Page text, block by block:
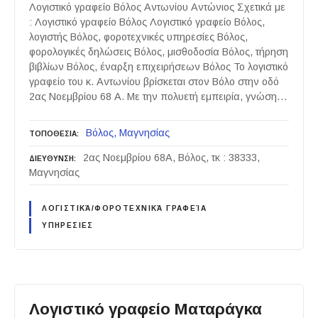
Λογιστικό γραφείο Βόλος Αντωνίου Αντώνιος Σχετικά με
: Λογιστικό γραφείο Βόλος Λογιστικό γραφείο Βόλος,
λογιστής Βόλος, φοροτεχνικές υπηρεσίες Βόλος,
φορολογικές δηλώσεις Βόλος, μισθοδοσία Βόλος, τήρηση
βιβλίων Βόλος, έναρξη επιχειρήσεων Βόλος Το λογιστικό
γραφείο του κ. Αντωνίου βρίσκεται στον Βόλο στην οδό
2ας Νοεμβρίου 68 Α. Με την πολυετή εμπειρία, γνώση…
ΤΟΠΟΘΕΣΙΑ Βόλος Μαγνησίας
ΔΙΕΥΘΥΝΣΗ
2ας Νοεμβρίου 68Α, Βόλος, τκ : 38333,
Μαγνησίας
ΛΟΓΙΣΤΙΚΆ/ΦΟΡΟΤΕΧΝΙΚΆ ΓΡΑΦΕΊΑ
ΥΠΗΡΕΣΙΕΣ
Λογιστικό γραφείο Ματαράγκα